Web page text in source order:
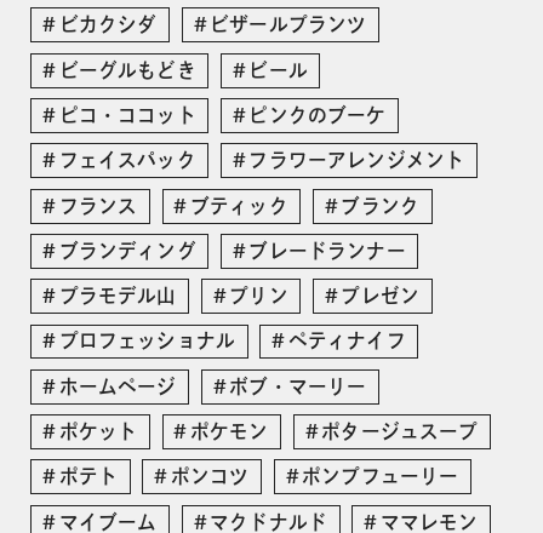
ビカクシダ ビザールプランツ
ビーグルもどき ビール
ピコ・ココット ピンクのブーケ
フェイスパック フラワーアレンジメント
フランス ブティック ブランク
ブランディング ブレードランナー
プラモデル山 プリン プレゼン
プロフェッショナル ペティナイフ
ホームページ ボブ・マーリー
ポケット ポケモン ポタージュスープ
ポテト ポンコツ ポンプフューリー
マイブーム マクドナルド ママレモン